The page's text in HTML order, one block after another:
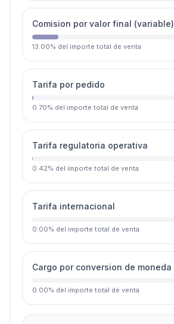
Comision por valor final (variable)
13.00% del importe total de venta
Tarifa por pedido
0.70% del importe total de venta
Tarifa regulatoria operativa
0.42% del importe total de venta
Tarifa internacional
0.00% del importe total de venta
Cargo por conversion de moneda
0.00% del importe total de venta